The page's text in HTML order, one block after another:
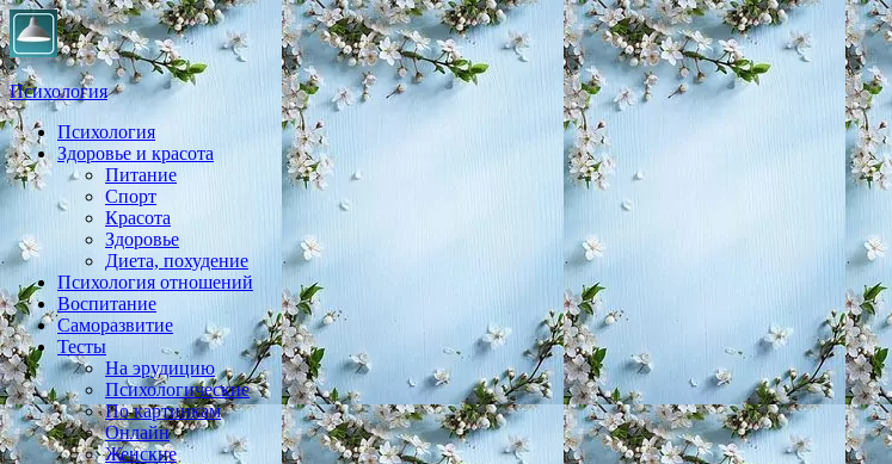
Психология
Практическая психология, личностный рост, экология, здоровье, воспитание,
Психология
Здоровье и красота
Питание
Спорт
Красота
Здоровье
Диета, похудение
Психология отношений
Воспитание
Саморазвитие
Тесты
На эрудицию
Психологические
По картинкам
Онлайн
Женские